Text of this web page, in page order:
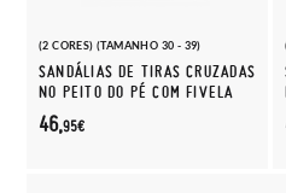
(2 CORES) (TAMANHO 30 - 39)
SANDÁLIAS DE TIRAS CRUZADAS
NO PEITO DO PÉ COM FIVELA
46,95€